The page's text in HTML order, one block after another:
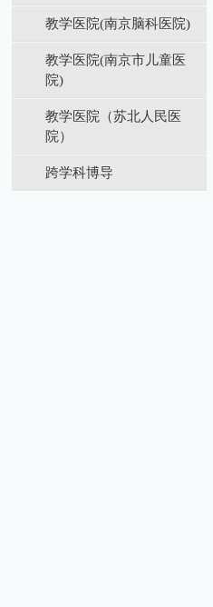
教学医院(南京脑科医院)
教学医院(南京市儿童医
院)
教学医院（苏北⼈⺠医
院）
跨学科博导